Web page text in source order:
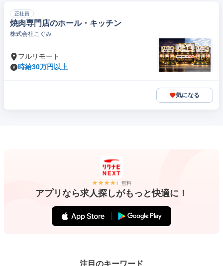
正社員
焼肉専門店のホール・キッチン
株式会社こぐみ
フルリモート
時給30万円以上
気になる
無料
アプリなら求人探しがもっと快適に！
注目のキーワード